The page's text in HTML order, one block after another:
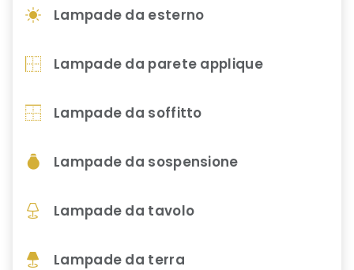
Lampade da esterno
Lampade da parete applique
Lampade da soffitto
Lampade da sospensione
Lampade da tavolo
Lampade da terra